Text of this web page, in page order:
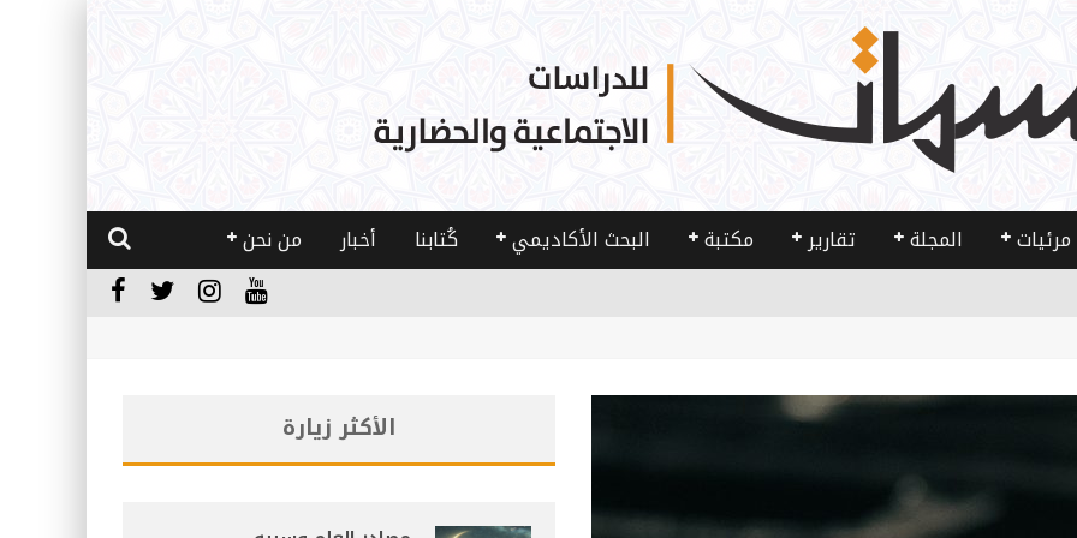
مرئيات المجلة تقارير مكتبة البحث الأكاديمي كُتابنا أخبار من نحن
الأكثر زيارة